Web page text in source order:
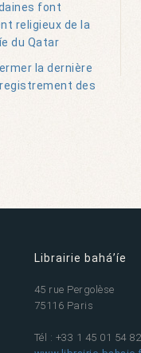
font
religieux de la
du Qatar
la dernière
des
Librairie bahá’íe
45 rue Pergolèse
75116 Paris
Tél : +33 1 45 01 54 82